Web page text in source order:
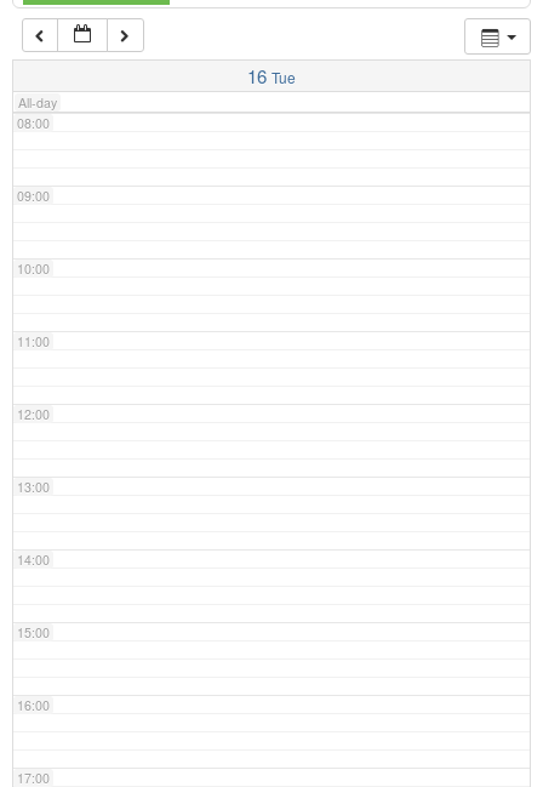
16 Tue
All-day
07:00
08:00
09:00
10:00
11:00
12:00
13:00
14:00
15:00
16:00
17:00